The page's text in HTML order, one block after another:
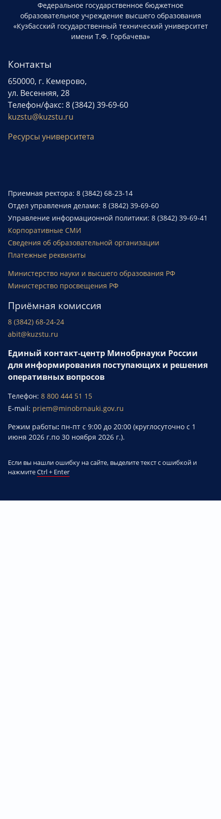
Федеральное государственное бюджетное
образовательное учреждение высшего образования
«Кузбасский государственный технический университет
имени Т.Ф. Горбачева»
Контакты
650000, г. Кемерово,
ул. Весенняя, 28
Телефон/факс: 8 (3842) 39-69-60
kuzstu@kuzstu.ru
Ресурсы университета
Приемная ректора: 8 (3842) 68-23-14
Отдел управления делами: 8 (3842) 39-69-60
Управление информационной политики: 8 (3842) 39-69-41
Корпоративные СМИ
Сведения об образовательной организации
Платежные реквизиты
Министерство науки и высшего образования РФ
Министерство просвещения РФ
Приёмная комиссия
8 (3842) 68-24-24
abit@kuzstu.ru
Единый контакт-центр Минобрнауки России
для информирования поступающих и решения
оперативных вопросов
Телефон: 8 800 444 51 15
E-mail: priem@minobrnauki.gov.ru
Режим работы: пн-пт с 9:00 до 20:00 (круглосуточно с 1
июня 2026 г.по 30 ноября 2026 г.).
Если вы нашли ошибку на сайте, выделите текст с ошибкой и
нажмитеCtrl + Enter